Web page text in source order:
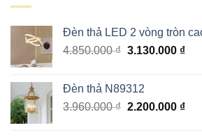
Đèn thả LED 2 vòng tròn
4.850.000₫ Giá
4.850.000 ₫.
3.130.000 ₫Giá
Đèn thả N89312
3.960.000₫ Giá
2.200.000 ₫Giá